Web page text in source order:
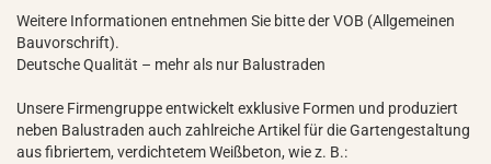
Weitere Informationen entnehmen Sie bitte der VOB (Allgemeinen
Bauvorschrift).
Deutsche Qualität – mehr als nur Balustraden
Unsere Firmengruppe entwickelt exklusive Formen und produziert
neben Balustraden auch zahlreiche Artikel für die Gartengestaltung
aus fibriertem, verdichtetem Weißbeton, wie z. B.: